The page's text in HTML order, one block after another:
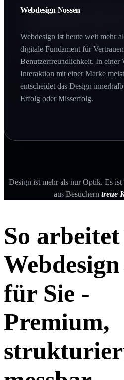
Webdesign Nossen
Webdesign ist heute weit mehr
digitale Fundament für
Benutzerfreundlichkeit. In einer
Interaktion mit einer Marke
entscheidet das Design
Erfolg oder Misserfolg.
Wer bei Google nicht gefunden
Zielgruppe genau im Moment
Qualität, die man buchstäblich in
Design ist mehr als nur Optik. Es ist
aus Besuchern treue
So
für Sie -
Premium,